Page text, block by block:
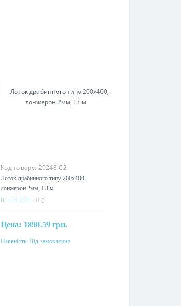
Код товару: 29248-02
Лоток драбинного типу 200х400,
лонжерон 2мм, L3 м
0
Цена: 1890.59 грн.
Під замовлення
Наявність: Під замовлення